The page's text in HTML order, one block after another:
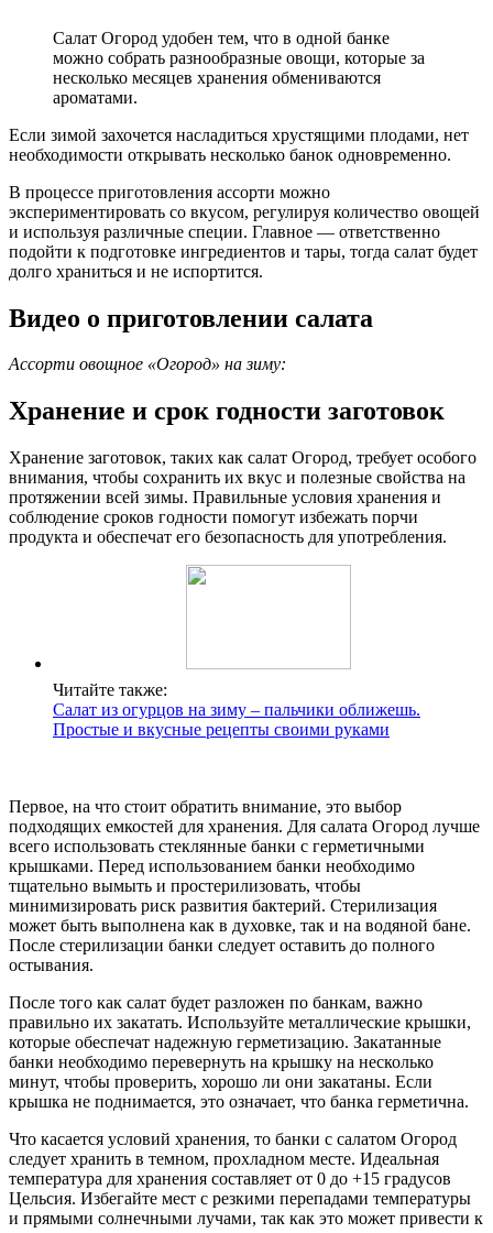
Салат Огород удобен тем, что в одной банке
можно собрать разнообразные овощи, которые за
несколько месяцев хранения обмениваются
ароматами.
Если зимой захочется насладиться хрустящими плодами, нет
необходимости открывать несколько банок одновременно.
В процессе приготовления ассорти можно
экспериментировать со вкусом, регулируя количество овощей
и используя различные специи. Главное — ответственно
подойти к подготовке ингредиентов и тары, тогда салат будет
долго храниться и не испортится.
Видео о приготовлении салата
Ассорти овощное «Огород» на зиму:
Хранение и срок годности заготовок
Хранение заготовок, таких как салат Огород, требует особого
внимания, чтобы сохранить их вкус и полезные свойства на
протяжении всей зимы. Правильные условия хранения и
соблюдение сроков годности помогут избежать порчи
продукта и обеспечат его безопасность для употребления.
Читайте также:
Салат из огурцов на зиму – пальчики оближешь.
Простые и вкусные рецепты своими руками
Первое, на что стоит обратить внимание, это выбор
подходящих емкостей для хранения. Для салата Огород лучше
всего использовать стеклянные банки с герметичными
крышками. Перед использованием банки необходимо
тщательно вымыть и простерилизовать, чтобы
минимизировать риск развития бактерий. Стерилизация
может быть выполнена как в духовке, так и на водяной бане.
После стерилизации банки следует оставить до полного
остывания.
После того как салат будет разложен по банкам, важно
правильно их закатать. Используйте металлические крышки,
которые обеспечат надежную герметизацию. Закатанные
банки необходимо перевернуть на крышку на несколько
минут, чтобы проверить, хорошо ли они закатаны. Если
крышка не поднимается, это означает, что банка герметична.
Что касается условий хранения, то банки с салатом Огород
следует хранить в темном, прохладном месте. Идеальная
температура для хранения составляет от 0 до +15 градусов
Цельсия. Избегайте мест с резкими перепадами температуры
и прямыми солнечными лучами, так как это может привести к